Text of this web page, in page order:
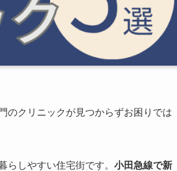
のクリニックが見つからずお困りでは
らしやすい住宅街です。 小田急線で新